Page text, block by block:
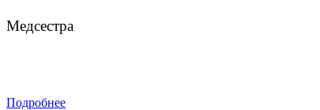
Медсестра
Подробнее